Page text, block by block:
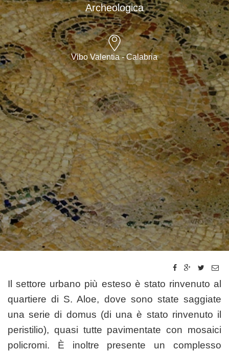
Archeologica
Vibo Valentia - Calabria
Il settore urbano più esteso è stato rinvenuto al
quartiere di S. Aloe, dove sono state saggiate
una serie di domus (di una è stato rinvenuto il
peristilio), quasi tutte pavimentate con mosaici
policromi. È inoltre presente un complesso